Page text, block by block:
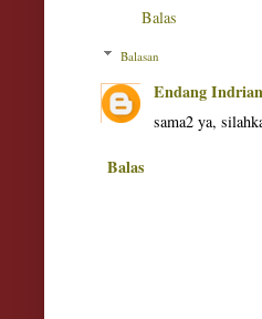
Balas
Balasan
Endang
sama2 ya,
Balas